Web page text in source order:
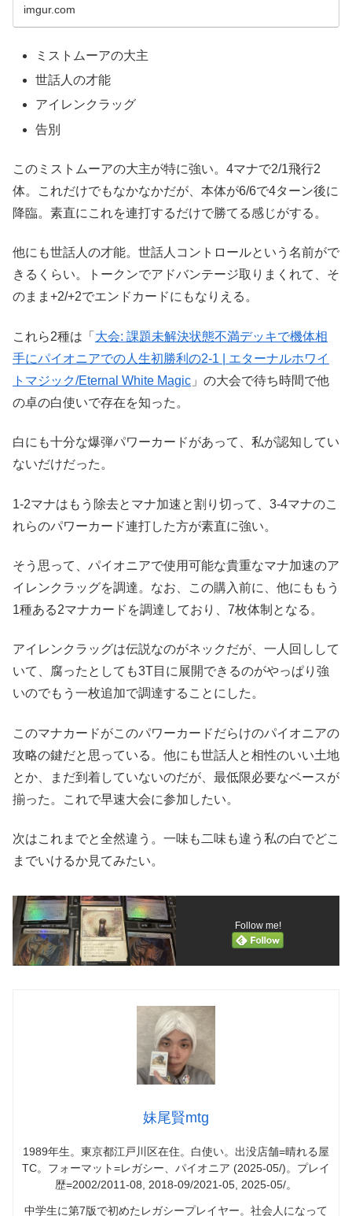
imgur.com
ミストムーアの大主
世話人の才能
アイレンクラッグ
告別
このミストムーアの大主が特に強い。4マナで2/1飛行2
体。これだけでもなかなかだが、本体が6/6で4ターン後に
降臨。素直にこれを連打するだけで勝てる感じがする。
他にも世話人の才能。世話人コントロールという名前がで
きるくらい。トークンでアドバンテージ取りまくれて、そ
のまま+2/+2でエンドカードにもなりえる。
これら2種は「 大会: 課題未解決状態不満デッキで機体相
手にパイオニアでの人生初勝利の2-1 | エターナルホワイ
トマジック/Eternal White Magic 」の大会で待ち時間で他
の卓の白使いで存在を知った。
白にも十分な爆弾パワーカードがあって、私が認知してい
ないだけだった。
1-2マナはもう除去とマナ加速と割り切って、3-4マナのこ
れらのパワーカード連打した方が素直に強い。
そう思って、パイオニアで使用可能な貴重なマナ加速のア
イレンクラッグを調達。なお、この購入前に、他にももう
1種ある2マナカードを調達しており、7枚体制となる。
アイレンクラッグは伝説なのがネックだが、一人回しして
いて、腐ったとしても3T目に展開できるのがやっぱり強
いのでもう一枚追加で調達することにした。
このマナカードがこのパワーカードだらけのパイオニアの
攻略の鍵だと思っている。他にも世話人と相性のいい土地
とか、まだ到着していないのだが、最低限必要なベースが
揃った。これで早速大会に参加したい。
次はこれまでと全然違う。一味も二味も違う私の白でどこ
までいけるか見てみたい。
Follow me!
妹尾賢mtg
1989年生。東京都江戸川区在住。白使い。出没店舗=晴れる屋
TC。フォーマット=レガシー、パイオニア (2025-05/)。プレイ
歴=2002/2011-08, 2018-09/2021-05, 2025-05/。
中学生に第7版で初めたレガシープレイヤー。社会人になって